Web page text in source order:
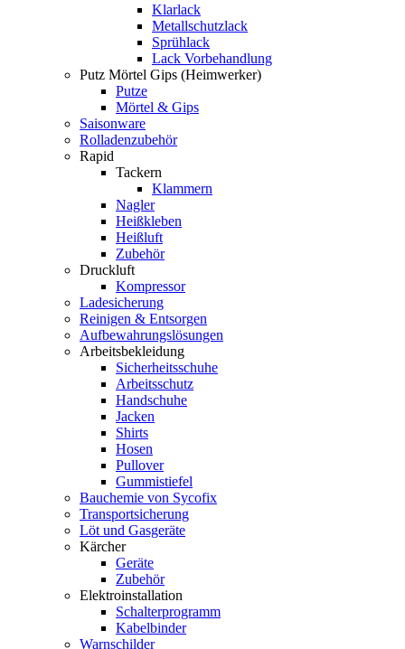
Klarlack
Metallschutzlack
Sprühlack
Lack Vorbehandlung
Putz Mörtel Gips (Heimwerker)
Putze
Mörtel & Gips
Saisonware
Rolladenzubehör
Rapid
Tackern
Klammern
Nagler
Heißkleben
Heißluft
Zubehör
Druckluft
Kompressor
Ladesicherung
Reinigen & Entsorgen
Aufbewahrungslösungen
Arbeitsbekleidung
Sicherheitsschuhe
Arbeitsschutz
Handschuhe
Jacken
Shirts
Hosen
Pullover
Gummistiefel
Bauchemie von Sycofix
Transportsicherung
Löt und Gasgeräte
Kärcher
Geräte
Zubehör
Elektroinstallation
Schalterprogramm
Kabelbinder
Warnschilder